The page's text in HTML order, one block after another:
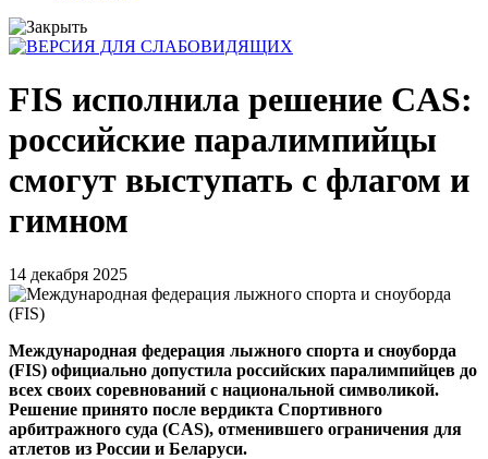
FIS исполнила решение CAS:
российские паралимпийцы
смогут выступать с флагом и
гимном
14 декабря 2025
Международная федерация лыжного спорта и сноуборда
(FIS) официально допустила российских паралимпийцев до
всех своих соревнований с национальной символикой.
Решение принято после вердикта Спортивного
арбитражного суда (CAS), отменившего ограничения для
атлетов из России и Беларуси.